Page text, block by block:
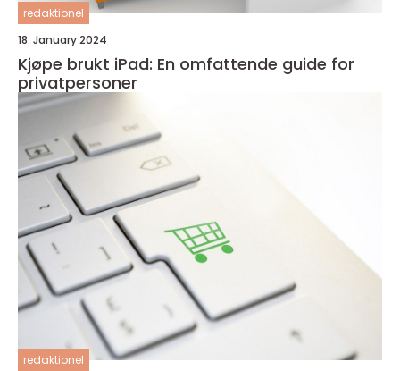
redaktionel
18. January 2024
Kjøpe brukt iPad: En omfattende guide for
privatpersoner
redaktionel